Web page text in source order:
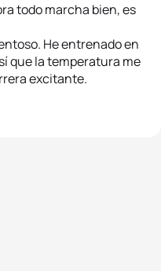
todo marcha bien, es
He entrenado en
que la temperatura me
excitante.